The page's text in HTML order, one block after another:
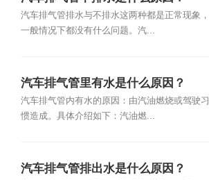
汽车排气管排水与不排水这两种都是正常现象，
一般情况下都没有什么问题。汽...
汽车排气管里有水是什么原因？
汽车排气管内有水的原因：由汽油燃烧或驾驶习
惯造成。具体介绍如下：汽油燃...
汽车排气管排出水是什么原因？